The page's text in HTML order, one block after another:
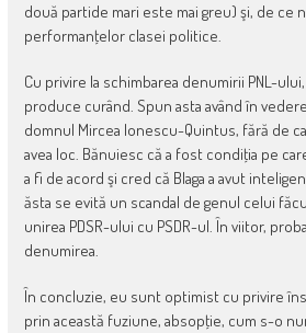
două partide mari este mai greu) şi, de ce
performanţelor clasei politice.
Cu privire la schimbarea denumirii PNL-
produce curând. Spun asta având în
domnul Mircea Ionescu-Quintus, fără de
avea loc. Bănuiesc că a fost condiţia pe
a fi de acord şi cred că Blaga a avut
ăsta se evită un scandal de genul celui
unirea PDSR-ului cu PSDR-ul. În viitor,
denumirea.
În concluzie, eu sunt optimist cu privire
prin această fuziune, absopţie, cum s-o